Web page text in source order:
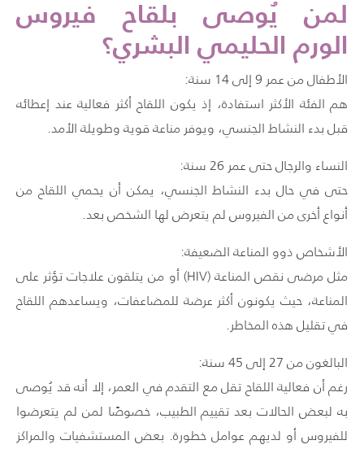
لمن يُوصى بلقاح فيروس
الورم الحليمي البشري؟
الأطفال من عمر 9 إلى 14 سنة:
هم الفئة الأكثر استفادة، إذ يكون اللقاح أكثر فعالية عند إعطائه
قبل بدء النشاط الجنسي، ويوفر مناعة قوية وطويلة الأمد.
النساء والرجال حتى عمر 26 سنة:
حتى في حال بدء النشاط الجنسي، يمكن أن يحمي اللقاح من
أنواع أخرى من الفيروس لم يتعرض لها الشخص بعد.
الأشخاص ذوو المناعة الضعيفة:
مثل مرضى نقص المناعة (HIV) أو من يتلقون علاجات تؤثر على
المناعة، حيث يكونون أكثر عرضة للمضاعفات، ويساعدهم اللقاح
في تقليل هذه المخاطر.
البالغون من 27 إلى 45 سنة:
رغم أن فعالية اللقاح تقل مع التقدم في العمر، إلا أنه قد يُوصى
به لبعض الحالات بعد تقييم الطبيب، خصوصًا لمن لم يتعرضوا
للفيروس أو لديهم عوامل خطورة. بعض المستشفيات والمراكز